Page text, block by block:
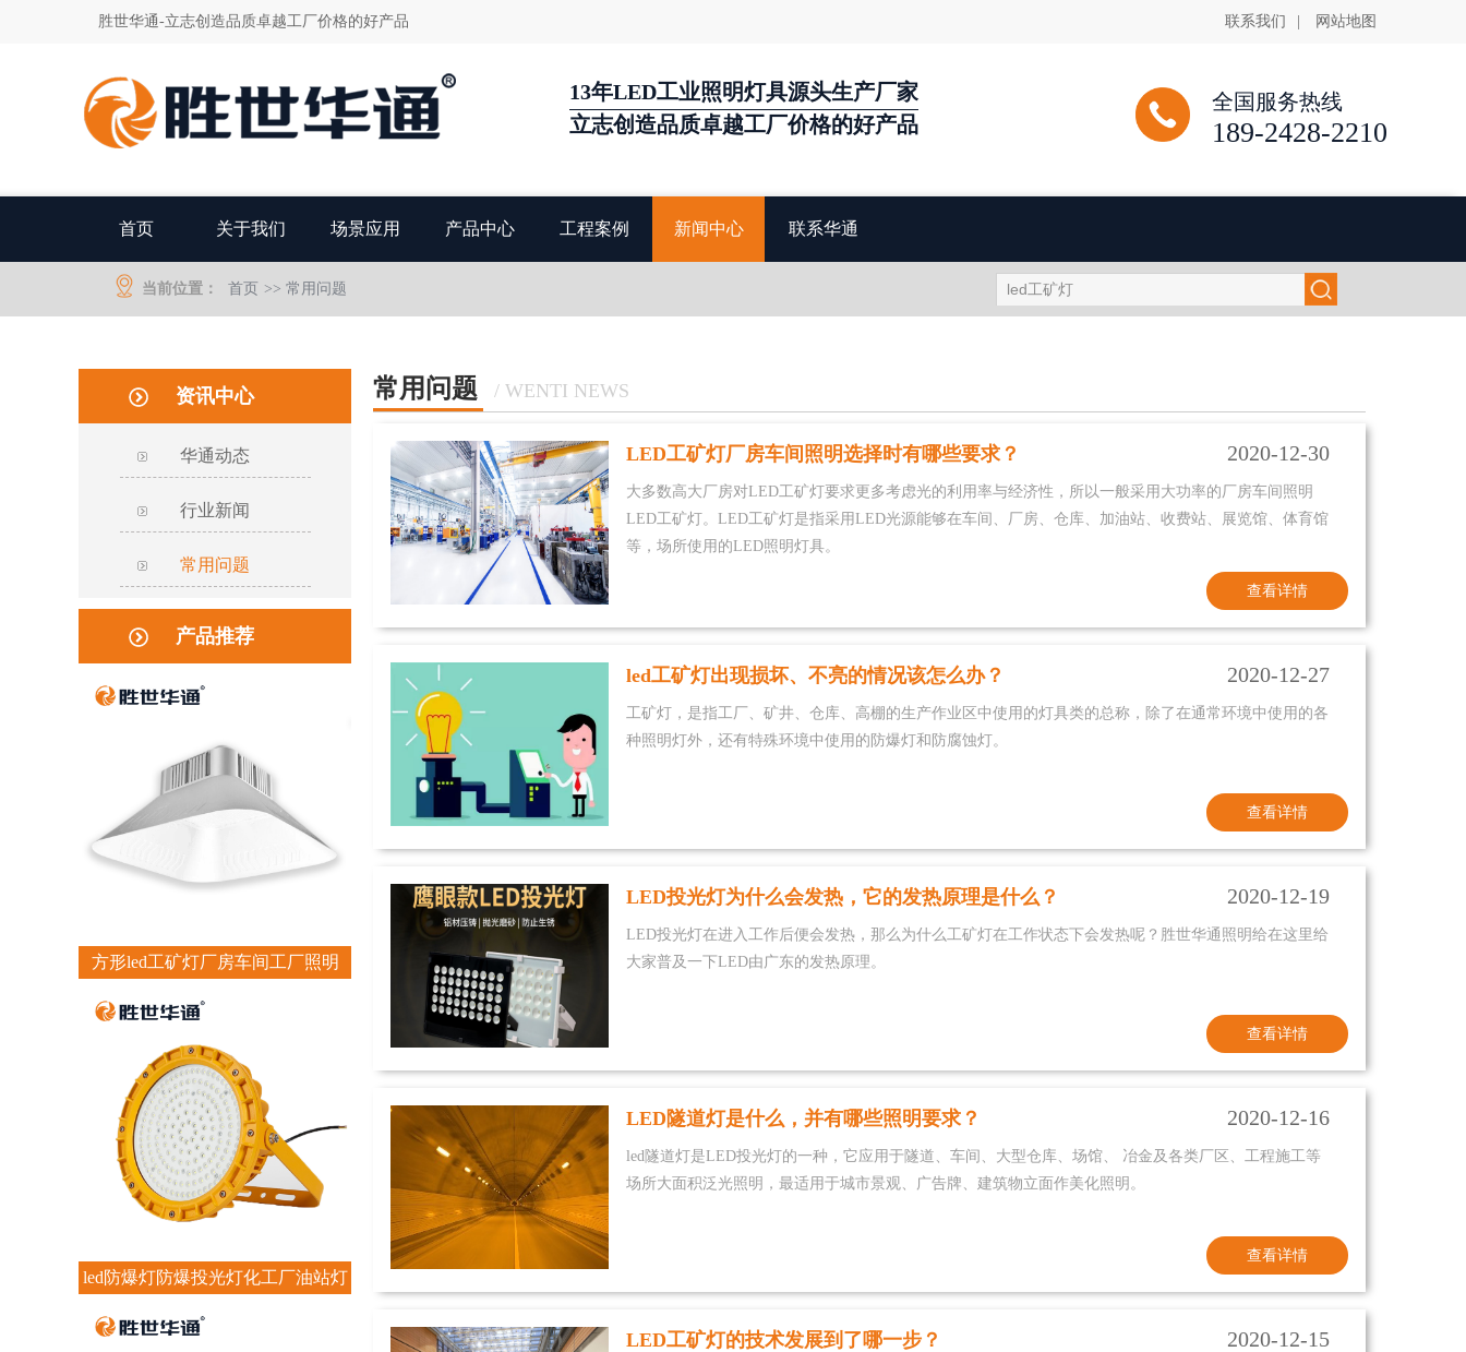
胜世华通-立志创造品质卓越工厂价格的好产品 联系我们 网站地图
13年LED工业照明灯具源头生产厂家
立志创造品质卓越工厂价格的好产品
全国服务热线
189-2428-2210
首页 关于我们 场景应用 产品中心 工程案例 新闻中心 联系华通
当前位置： 首页 >> 常用问题
资讯中心
华通动态
行业新闻
常用问题
产品推荐
方形led工矿灯厂房车间工厂照明
led防爆灯防爆投光灯化工厂油站灯
常用问题 / WENTI NEWS
LED工矿灯厂房车间照明选择时有哪些要求？ 2020-12-30
大多数高大厂房对LED工矿灯要求更多考虑光的利用率与经济性，所以一般采用大功率的厂房车间照明
LED工矿灯。LED工矿灯是指采用LED光源能够在车间、厂房、仓库、加油站、收费站、展览馆、体育馆
等，场所使用的LED照明灯具。
查看详情
led工矿灯出现损坏、不亮的情况该怎么办？ 2020-12-27
工矿灯，是指工厂、矿井、仓库、高棚的生产作业区中使用的灯具类的总称，除了在通常环境中使用的各
种照明灯外，还有特殊环境中使用的防爆灯和防腐蚀灯。
查看详情
LED投光灯为什么会发热，它的发热原理是什么？ 2020-12-19
LED投光灯在进入工作后便会发热，那么为什么工矿灯在工作状态下会发热呢？胜世华通照明给在这里给
大家普及一下LED由广东的发热原理。
查看详情
LED隧道灯是什么，并有哪些照明要求？ 2020-12-16
led隧道灯是LED投光灯的一种，它应用于隧道、车间、大型仓库、场馆、 冶金及各类厂区、工程施工等
场所大面积泛光照明，最适用于城市景观、广告牌、建筑物立面作美化照明。
查看详情
LED工矿灯的技术发展到了哪一步？ 2020-12-15